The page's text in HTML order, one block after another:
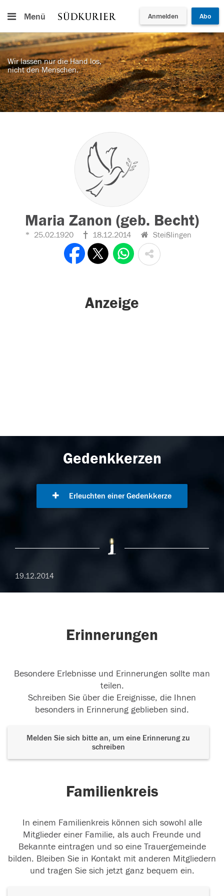
Menü Anmelden Abo
Wir lassen nur die Hand los,
nicht den Menschen.
Maria Zanon (geb. Becht)
25.02.1920 18.12.2014 Steißlingen
Anzeige
Gedenkkerzen
Erleuchten einer Gedenkkerze
19.12.2014
Erinnerungen
Besondere Erlebnisse und Erinnerungen sollte man
teilen.
Schreiben Sie über die Ereignisse, die Ihnen
besonders in Erinnerung geblieben sind.
Melden Sie sich bitte an, um eine Erinnerung zu
schreiben
Familienkreis
In einem Familienkreis können sich sowohl alle
Mitglieder einer Familie, als auch Freunde und
Bekannte eintragen und so eine Trauergemeinde
bilden. Bleiben Sie in Kontakt mit anderen Mitgliedern
und tragen Sie sich jetzt ganz bequem ein.